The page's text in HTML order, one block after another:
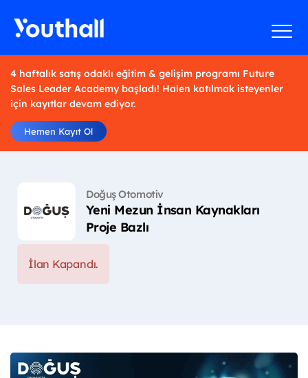
4 haftalık satış odaklı eğitim & gelişim programı Future
Sales Leader Academy başladı! Halen katılmak isteyenler
için kayıtlar devam ediyor.
Hemen Kayıt Ol
Doğuş Otomotiv
Yeni Mezun İnsan Kaynakları
Proje Bazlı
İlan Kapandı.